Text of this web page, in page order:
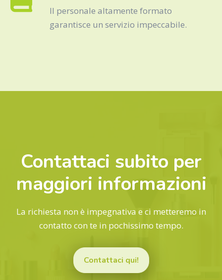
Il personale altamente formato
garantisce un servizio impeccabile.
Contattaci subito per
maggiori informazioni
La richiesta non è impegnativa e ci metteremo in
contatto con te in pochissimo tempo.
Contattaci qui!